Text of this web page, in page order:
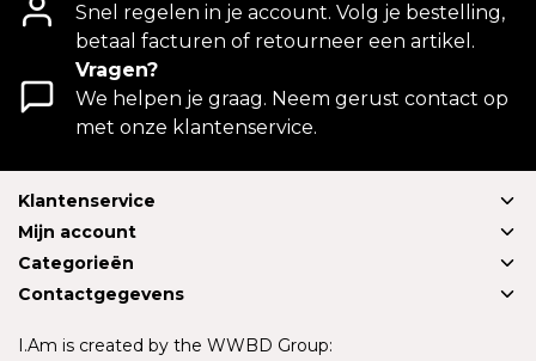
Snel regelen in je account. Volg je bestelling,
betaal facturen of retourneer een artikel.
Vragen?
We helpen je graag. Neem gerust contact op
met onze klantenservice.
Klantenservice
Mijn account
Categorieën
Contactgegevens
I.Am is created by the WWBD Group: